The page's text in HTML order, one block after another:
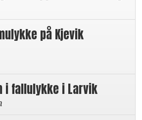
på Kjevik
i fallulykke i Larvik